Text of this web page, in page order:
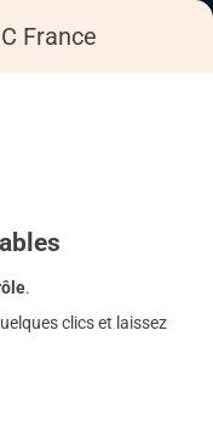
France
.
clics et laissez